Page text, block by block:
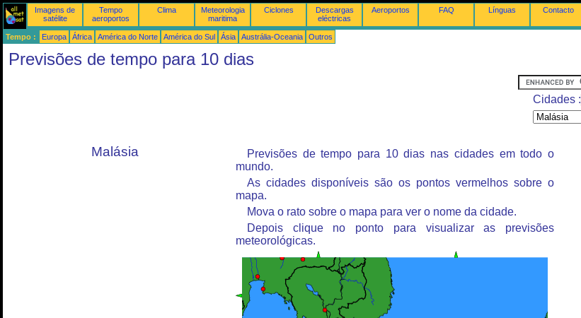
Imagens de
satélite
Tempo
aeroportos
Clima
Meteorologia
maritima
Ciclones
Descargas
eléctricas
Aeroportos FAQ Línguas Contacto
Tempo : Europa África América do Norte América do Sul Ásia Austrália-Oceania Outros
Previsões de tempo para 10 dias
Cidades :
Malásia
Previsões de tempo para 10 dias nas cidades em todo o
mundo.
As cidades disponíveis são os pontos vermelhos sobre o
mapa.
Mova o rato sobre o mapa para ver o nome da cidade.
Depois clique no ponto para visualizar as previsões
meteorológicas.